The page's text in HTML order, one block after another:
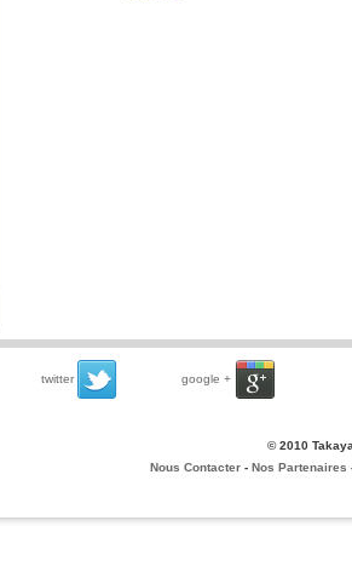
twitter google +
© 2010
Nous Contacter - Nos Partenaires